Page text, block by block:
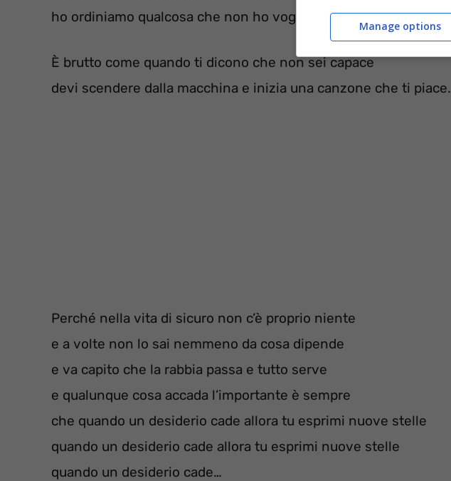
ho ordiniamo qualcosa che non ho voglia… di cucinare.
È brutto come quando ti dicono che non sei capace
devi scendere dalla macchina e inizia una canzone che ti piace.
Perché nella vita di sicuro non c’è proprio niente
e a volte non lo sai nemmeno da cosa dipende
e va capito che la rabbia passa e tutto serve
e qualunque cosa accada l’importante è sempre
che quando un desiderio cade allora tu esprimi nuove stelle
quando un desiderio cade allora tu esprimi nuove stelle
quando un desiderio cade…
Manage options